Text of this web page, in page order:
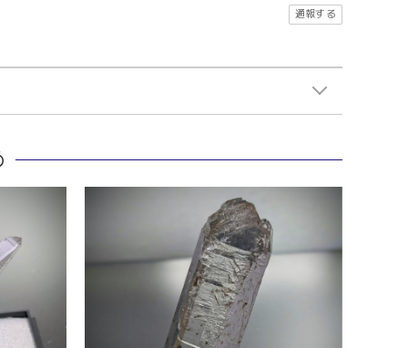
通報する